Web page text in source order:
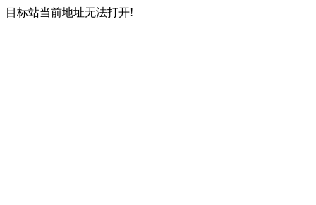
目标站当前地址无法打开!